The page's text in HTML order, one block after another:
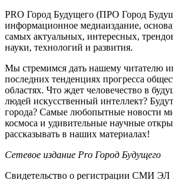
PRO Город Будущего (ПРО Город
информационное медиаиздание,
самых актуальных, интересных,
науки, технологий и развития.
Мы стремимся дать нашему читателю
последних тенденциях прогресса
областях. Что ждет человечество в
людей искусственный интеллект?
города? Самые любопытные новости
космоса и удивительные научные
рассказывать в наших материалах!
Сетевое издание Рrо Город Будущего
Свидетельство о регистрации СМИ